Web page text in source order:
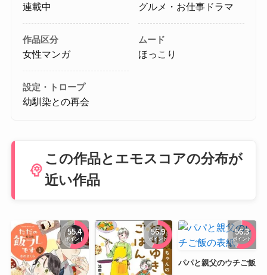
連載中 グルメ・お仕事ドラマ
作品区分
女性マンガ
ムード
ほっこり
設定・トロープ
幼馴染との再会
psychology
この作品とエモスコアの分布が
近い作品
55.4
ポイント
56.9
ポイント
56.3
ポイント
パパと親父のウチご飯